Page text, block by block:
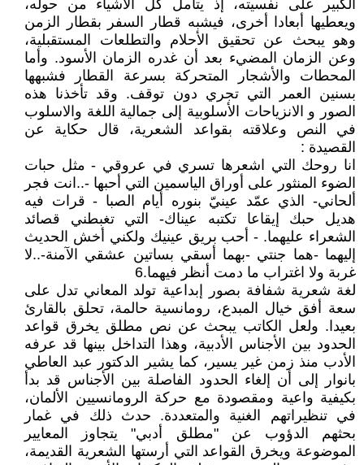
الكبير على نفسيته، إذ يتأمل كل الأشياء من حوله،
ويعطيها أبعادا أخرى، فيشبه قطار السفر بقطار الزمن
وهو يبحث عن تحقيق الأحلام والتطلعات المستقبلية،
وعن الزمان المضيء بعد أن غدره الزمان الأسود. وأما
المحطات والأشجار المتحركة بسرعة القطار فشبهها
بسنين العمر التي تجري دون توقف. وقد تأخذنا هذه
الصور و الانزياحات الأسلوبية إلى جمالية اللغة والاسلوب
في النص وعلاقته بقواعد الشعرية، قال حكاية عن
القصيدة :
انا روحك التي اشعرها تسري في عروقي - مثل حبات
الضوء المنثور على أوراق الياسمين التي أحبها -..انت فجر
ألحاني- الذي عمّد عينيّ بنوره أيام الصبا - قرات فيه
هديل حبك إيقاعا تكتبه عيناك- التي تغبطني قصائد
الشعراء عليهما. - أحب بريق عينيك ولكني أخش الحديث
إليهما -هما جنتي -بهما أسقي بساتين عشقي الآمنة-..لا
غربة ولا اغتراب ما دمت أنظر فيهما.6
لغة شعرية شفافة بصور إبداعية تولد المعاني تدل على
سعة أفق خيال المبدع، رومانسية حالمة، تحلق بالقارئ
بعيدا. ولعل الكاتب يبحث عن نص مطلق يخرق قواعد
الحدود بين الأجناس الأدبية، وهذا التداخل بينها قد عرفه
الأدب منذ زمن غير يسير، كما يشير الدكتور عبد العاطي
بانوار إلى أن إلغاء الحدود الفاصلة بين الأجناس قد بدأ
بكيفية واعية ومقصودة مع حركة الرومانسيين الألمان،
في تنظيراتهم الغنية والمتعددة. حدث ذلك في غمار
بحثهم الدؤوب عن "مطلق أدبي" يتجاوز المعايير
الموضوعة ويخرق القواعد التي أرستها الشعرية القديمة،